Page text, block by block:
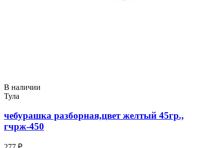
В наличии
Тула
чебурашка разборная,цвет желтый 45гр.,
гчрж-450